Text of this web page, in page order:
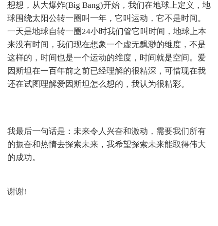
想想，从大爆炸(Big Bang)开始，我们在地球上定义，地
球围绕太阳公转一圈叫一年，它叫运动，它不是时间。
一天是地球自转一圈24小时我们管它叫时间，地球上本
来没有时间，我们现在想象一个虚无飘渺的维度，不是
这样的，时间也是一个运动的维度，时间就是空间。爱
因斯坦在一百年前之前已经理解的很精深，可惜现在我
还在试图理解爱因斯坦怎么想的，我认为很精彩。
我最后一句话是：未来令人兴奋和激动，需要我们所有
的振奋和热情去探索未来，我希望探索未来能取得伟大
的成功。
谢谢!